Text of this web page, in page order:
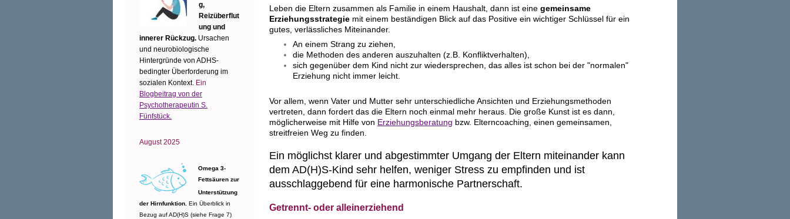
Leben die Eltern zusammen als Familie in einem Haushalt, dann ist eine gemeinsame
Erziehungsstrategiemit einem beständigen Blick auf das Positive ein wichtiger Schlüssel für ein
gutes, verlässliches Miteinander.
An einem Strang zu ziehen,
die Methoden des anderen auszuhalten (z.B. Konfliktverhalten),
sich gegenüber dem Kind nicht zur wiedersprechen, das alles ist schon bei der "normalen"
Erziehung nicht immer leicht.
Vor allem, wenn Vater und Mutter sehr unterschiedliche Ansichten und Erziehungsmethoden
vertreten, dann fordert das die Eltern noch einmal mehr heraus. Die große Kunst ist es dann,
möglicherweise mit Hilfe von Erziehungsberatung bzw. Elterncoaching, einen gemeinsamen,
streitfreien Weg zu finden.
Ein möglichst klarer und abgestimmter Umgang der Eltern miteinander kann
dem AD(H)S-Kind sehr helfen, weniger Stress zu empfinden und ist
ausschlaggebend für eine harmonische Partnerschaft.
Getrennt- oder alleinerziehend
g,
Reizüberflut
ung und
innerer Rückzug. Ursachen
und neurobiologische
Hintergründe von ADHS-
bedingter Überforderung im
sozialen Kontext. Ein
Blogbeitrag von der
Psychotherapeutin S.
Fünfstück.
August 2025
Omega 3-
Fettsäuren zur
Unterstützung
der Hirnfunktion. Ein Überblick in
Bezug auf AD(H)S (siehe Frage 7)